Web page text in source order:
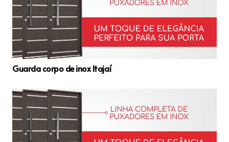
Guarda corpo de inox Itajaí